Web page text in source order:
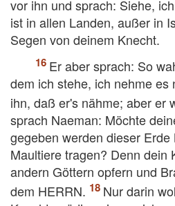
vor ihn und sprach: Siehe,
ist in allen Landen, außer in
Segen von deinem Knecht.
Er aber sprach: So
dem ich stehe, ich nehme es
ihn, daß er's nähme; aber er
sprach Naeman: Möchte
gegeben werden dieser Erde
Maultiere tragen? Denn dein
andern Göttern opfern und
dem HERRN.
Nur darin